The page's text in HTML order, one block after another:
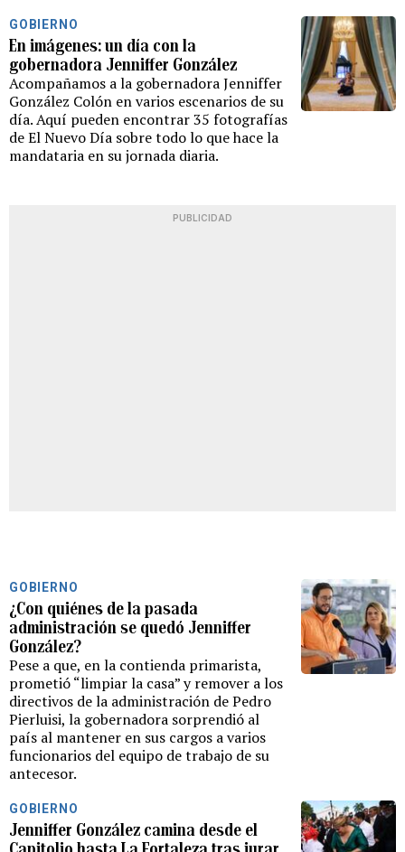
GOBIERNO
En imágenes: un día con la
gobernadora Jenniffer González
Acompañamos a la gobernadora Jenniffer
González Colón en varios escenarios de su
día. Aquí pueden encontrar 35 fotografías
de El Nuevo Día sobre todo lo que hace la
mandataria en su jornada diaria.
PUBLICIDAD
GOBIERNO
¿Con quiénes de la pasada
administración se quedó Jenniffer
González?
Pese a que, en la contienda primarista,
prometió “limpiar la casa” y remover a los
directivos de la administración de Pedro
Pierluisi, la gobernadora sorprendió al
país al mantener en sus cargos a varios
funcionarios del equipo de trabajo de su
antecesor.
GOBIERNO
Jenniffer González camina desde el